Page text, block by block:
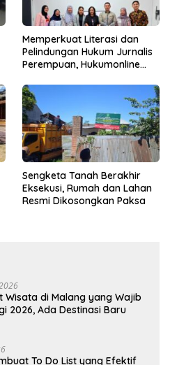
Memperkuat Literasi dan
Pelindungan Hukum Jurnalis
Perempuan, Hukumonline
Gratis
Sengketa Tanah Berakhir
Eksekusi, Rumah dan Lahan
Resmi Dikosongkan Paksa
Wisata di Malang yang Wajib
2026, Ada Destinasi Baru
To Do List yang Efektif